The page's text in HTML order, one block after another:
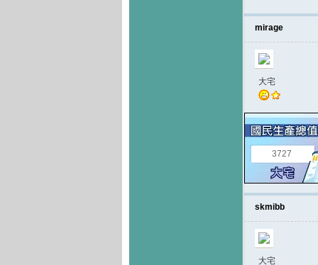
mirage
大宅
3727
skmibb
大宅